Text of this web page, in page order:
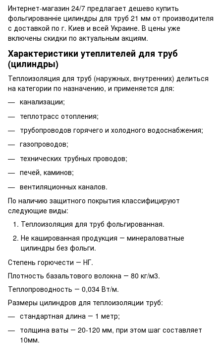
Интернет-магазин 24/7 предлагает дешево купить
фольгированніе цилиндры для труб 21 мм от производителя
с доставкой по г. Киев и всей Украине. В цены уже
включены скидки по актуальным акциям.
Характеристики утеплителей для труб
(цилиндры)
Теплоизоляция для труб (наружных, внутренних) делиться
на категории по назначению, и применяется для:
канализации;
теплотрасс отопления;
трубопроводов горячего и холодного водоснабжения;
газопроводов;
технических трубных проводов;
печей, каминов;
вентиляционных каналов.
По наличию защитного покрытия классифицируют
следующие виды:
Теплоизоляция для труб фольгированная.
Не кашированная продукция ― минераловатные
цилиндры без фольги.
Степень горючести ― НГ.
Плотность базальтового волокна ― 80 кг/м3.
Теплопроводность ― 0,034 Вт/м.
Размеры цилиндров для теплоизоляции труб:
стандартная длина ― 1 метр;
толщина ваты ― 20-120 мм, при этом шаг составляет
10мм.